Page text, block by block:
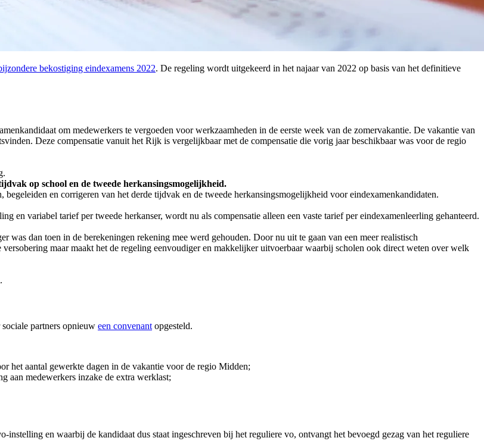
bekostiging eindexamens 2022. De regeling wordt uitgekeerd in het najaar van 2022 op basis van het definitieve
om medewerkers te vergoeden voor werkzaamheden in de eerste week van de zomervakantie. De vakantie van
Deze compensatie vanuit het Rijk is vergelijkbaar met de compensatie die vorig jaar beschikbaar was voor de regio
op school en de tweede herkansingsmogelijkheid.
en corrigeren van het derde tijdvak en de tweede herkansingsmogelijkheid voor eindexamenkandidaten.
en variabel tarief per tweede herkanser, wordt nu als compensatie alleen een vaste tarief per eindexamenleerling gehanteerd.
was dan toen in de berekeningen rekening mee werd gehouden. Door nu uit te gaan van een meer realistisch
maar maakt het de regeling eenvoudiger en makkelijker uitvoerbaar waarbij scholen ook direct weten over welk
partners opnieuw een convenant opgesteld.
het aantal gewerkte dagen in de vakantie voor de regio Midden;
aan medewerkers inzake de extra werklast;
en waarbij de kandidaat dus staat ingeschreven bij het reguliere vo, ontvangt het bevoegd gezag van het reguliere